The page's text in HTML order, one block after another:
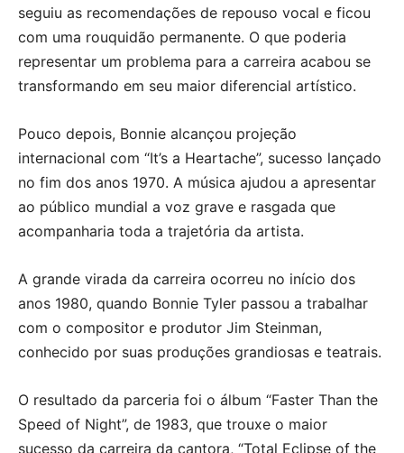
seguiu as recomendações de repouso vocal e ficou
com uma rouquidão permanente. O que poderia
representar um problema para a carreira acabou se
transformando em seu maior diferencial artístico.
Pouco depois, Bonnie alcançou projeção
internacional com “It’s a Heartache”, sucesso lançado
no fim dos anos 1970. A música ajudou a apresentar
ao público mundial a voz grave e rasgada que
acompanharia toda a trajetória da artista.
A grande virada da carreira ocorreu no início dos
anos 1980, quando Bonnie Tyler passou a trabalhar
com o compositor e produtor Jim Steinman,
conhecido por suas produções grandiosas e teatrais.
O resultado da parceria foi o álbum “Faster Than the
Speed of Night”, de 1983, que trouxe o maior
sucesso da carreira da cantora, “Total Eclipse of the